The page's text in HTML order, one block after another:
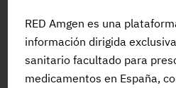
RED Amgen es una
información dirigida
sanitario facultado para
medicamentos en España,
pacientes en
es la osteoporosis